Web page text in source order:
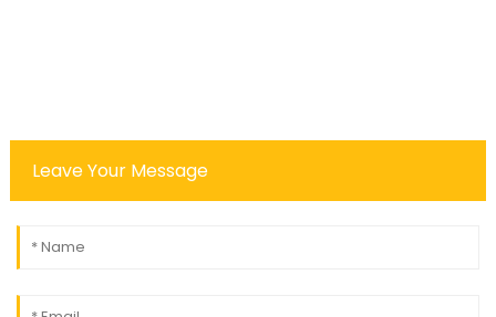
Leave Your Message